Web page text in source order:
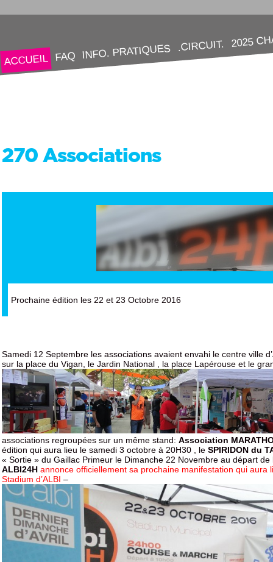
ACCUEIL FAQ INFO. PRATIQUES .CIRCUIT. 2025
270 Associations
Prochaine édition les 22 et 23 Octobre 2016
Samedi 12 Septembre les associations avaient envahi le centre ville
sur la place du Vigan, le Jardin National , la place Lapérouse et le
associations regroupées sur un même stand: Association
édition qui aura lieu le samedi 3 octobre à 20H30 , le SPIRIDON du
« Sortie » du Gaillac Primeur le Dimanche 22 Novembre au départ
ALBI24H annonce officiellement sa prochaine manifestation qui aura
Stadium d’ALBI –